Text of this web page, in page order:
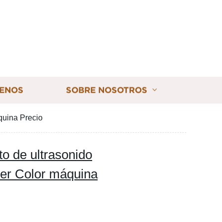
SOBRE NOSOTROS
Precio
de ultrasonido
Color máquina